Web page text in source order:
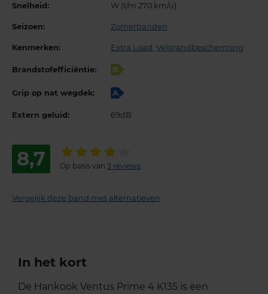
Snelheid: W (t/m 270 km/u)
Seizoen: Zomerbanden
Kenmerken: Extra Load Velgrandbescherming
Brandstofefficiëntie: B
Grip op nat wegdek: A
Extern geluid: 69dB
8,7 Op basis van 3 reviews
Vergelijk deze band met alternatieven
In het kort
De Hankook Ventus Prime 4 K135 is een